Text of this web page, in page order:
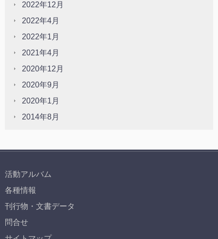
2022年12月
2022年4月
2022年1月
2021年4月
2020年12月
2020年9月
2020年1月
2014年8月
活動アルバム
各種情報
刊行物・文書データ
問合せ